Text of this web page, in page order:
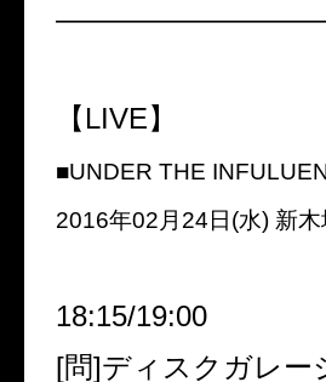
【LIVE】
■UNDER THE
2016年02月24日(水) 新
18:15/19:00
[問]ディスクガレー